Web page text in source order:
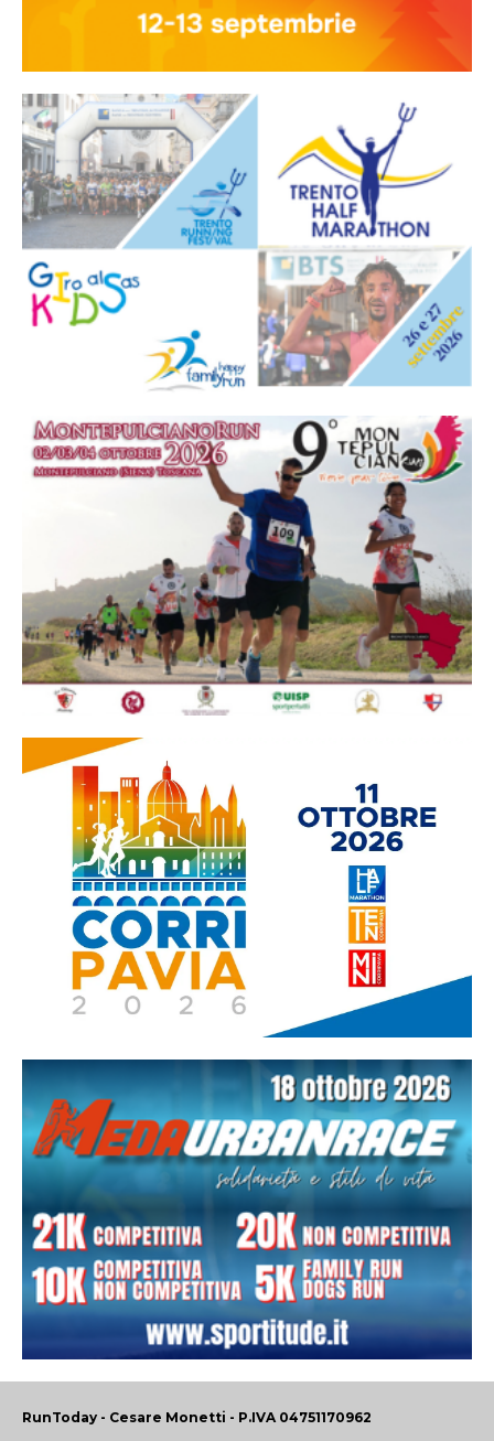
RunToday - Cesare Monetti - P.IVA 04751170962